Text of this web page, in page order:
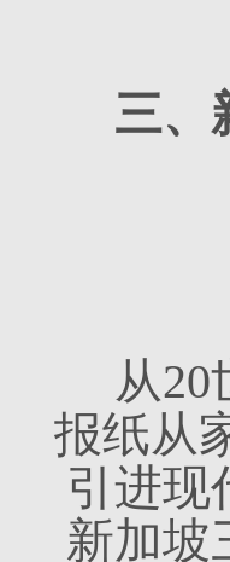
三、
从
报纸从
引进现
新加坡